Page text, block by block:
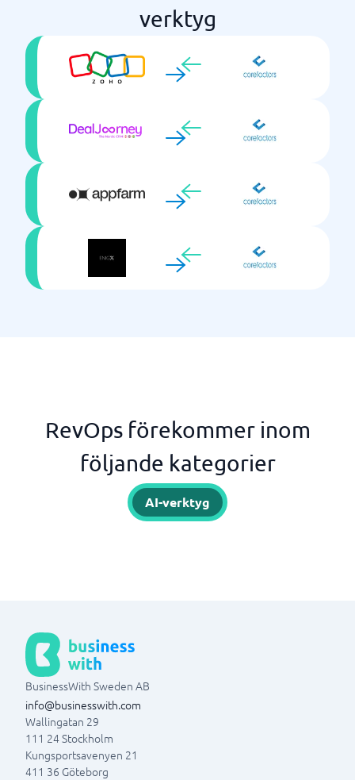
verktyg
RevOps förekommer inom
följande kategorier
AI-verktyg
BusinessWith Sweden AB
info@businesswith.com
Wallingatan 29
111 24Stockholm
Kungsportsavenyen 21
411 36 Göteborg